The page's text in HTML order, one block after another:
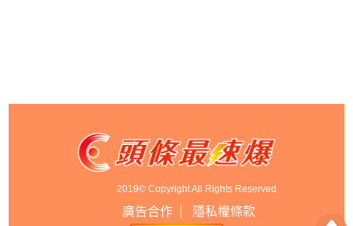
2019© Copyright All Rights Reserved
廣告合作 隱私權條款